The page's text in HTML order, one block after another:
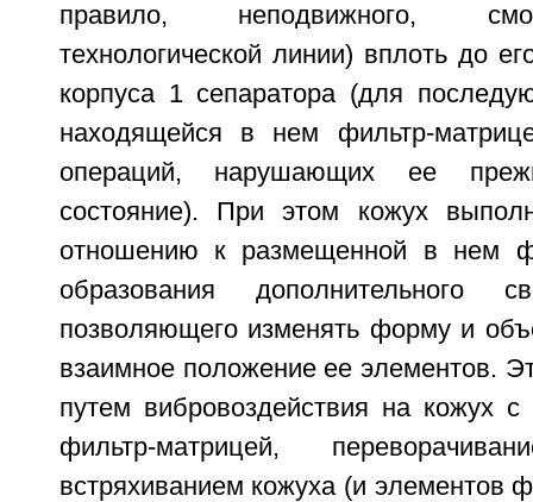
правило, неподвижного,
технологической линии) вплоть до
корпуса 1 сепаратора (для
находящейся в нем фильтр-
операций, нарушающих ее
состояние). При этом кожух
отношению к размещенной в нем
образования дополнительного
позволяющего изменять форму и
взаимное положение ее элементов.
путем вибровоздействия на кожух
фильтр-матрицей,
встряхиванием кожуха (и элементов